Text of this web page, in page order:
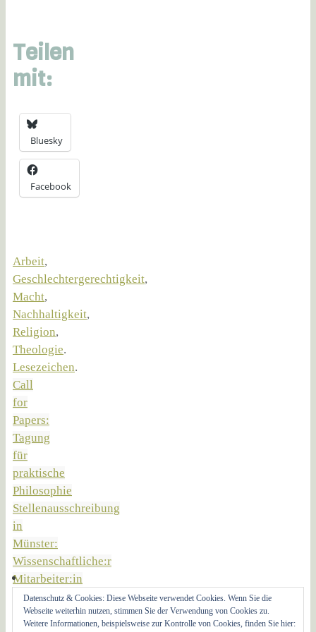
Teilen
mit:
Bluesky
Facebook
Arbeit,
Geschlechtergerechtigkeit,
Macht,
Nachhaltigkeit,
Religion,
Theologie.
Lesezeichen.
Call
for
Papers:
Tagung
für
praktische
Philosophie
Stellenausschreibung
in
Münster:
Wissenschaftliche:r
Mitarbeiter:in
am
ICS
Datenschutz & Cookies: Diese Webseite verwendet Cookies. Wenn Sie die
Webseite weiterhin nutzen, stimmen Sie der Verwendung von Cookies zu.
Weitere Informationen, beispielsweise zur Kontrolle von Cookies, finden Sie hier: